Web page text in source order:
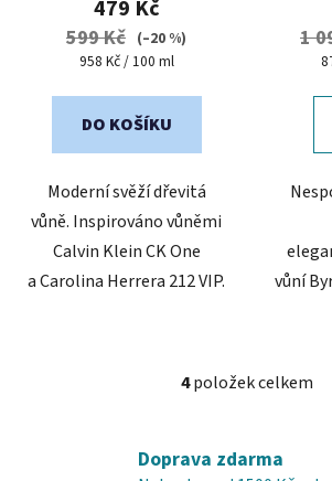
je
5,0
5
479 Kč
599 Kč (–20 %)
Měrná
958 Kč / 100 ml
DO KOŠÍKU
Moderní svěží dřevitá
vůně. Inspirováno vůněmi
Calvin Klein CK One
a Carolina Herrera 212 VIP.
1
vůní
O
á
4položek celkem
Doprava zdarma